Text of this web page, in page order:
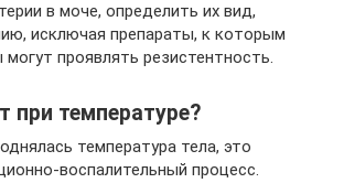
в моче, определить их вид,
исключая препараты, к которым
проявлять резистентность.
при температуре?
температура тела, это
воспалительный процесс.